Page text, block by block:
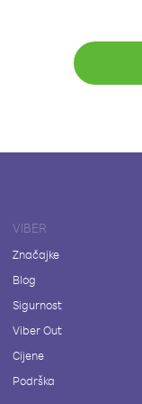
VIBER
Značajke
Blog
Sigurnost
Viber Out
Cijene
Podrška